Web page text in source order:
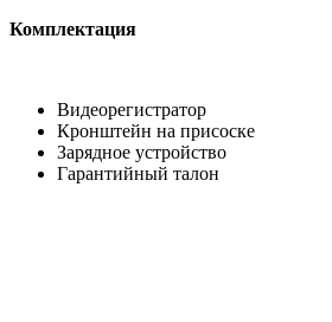
Комплектация
Видеорегистратор
Кронштейн на присоске
Зарядное устройство
Гарантийный талон